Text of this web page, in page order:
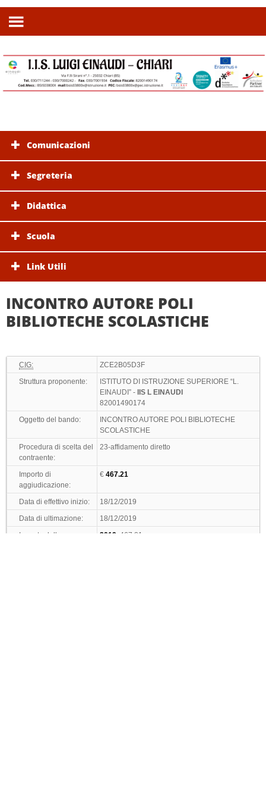
Comunicazioni
Segreteria
Didattica
Scuola
Link Utili
INCONTRO AUTORE POLI
BIBLIOTECHE SCOLASTICHE
CIG:
ZCE2B05D3F
Struttura proponente:
ISTITUTO DI ISTRUZIONE SUPERIORE “L.
EINAUDI” -
IIS L EINAUDI
82001490174
Oggetto del bando:
INCONTRO AUTORE POLI BIBLIOTECHE
SCOLASTICHE
Procedura di scelta del
contraente:
23-affidamento diretto
Importo di
aggiudicazione:
€467.21
Data di effettivo inizio:
18/12/2019
Data di ultimazione:
18/12/2019
Importo delle somme
2019 : 467.21